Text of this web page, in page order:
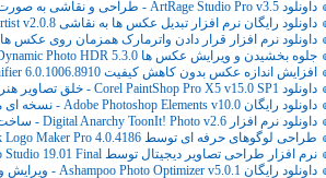
داونلود ArtRage Studio Pro v3.5 - طراحی و نقاشی به صورت حرفه ای
داونلود رایگان نرم افزار تبدیل عکس ها به نقاشی BenVista PhotoArtist v2.0.8
داونلود نرم افزار قرار دادن واترمارک همزمان روی عکس ها BatchMarker 3.5.1
جلوه بخشیدن و ویرایش عکس ها Dynamic Photo HDR 5.3.0
افزایش اندازه عکس بدون کاهش کیفیت AKVIS Magnifier 6.0.1006.8910
داونلود Corel PaintShop Pro X5 v15.0 SP1 - خلق تصاویر هنری با کورل
داونلود رایگان Adobe Photoshop Elements v10.0 - نسخه ای متفاوت از فتوشاپ
داونلود نرم افزار Digital Anarchy ToonIt! Photo v2.6 - ساخت عکس های کارتونی
طراحی لوگوهای حرفه ای توسط Sothink Logo Maker Pro 4.0.4186
نرم افزار طراحی تصاویر دیجیتال توسط TwistedBrush Pro Studio 19.01 Final
داونلود رایگان Ashampoo Photo Optimizer v5.0.1 - ویرایش و بهینه سازی تصاویر